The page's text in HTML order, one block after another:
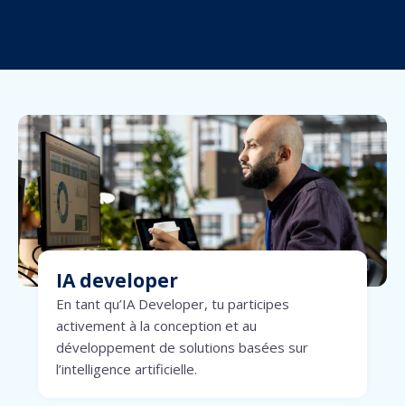
IA developer
En tant qu’IA Developer, tu participes
activement à la conception et au
développement de solutions basées sur
l’intelligence artificielle.